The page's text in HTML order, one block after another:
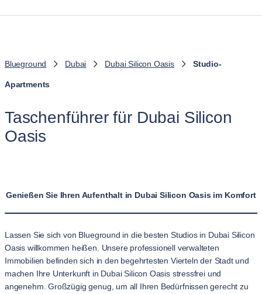
Blueground Dubai Dubai Silicon Oasis Studio-
Apartments
Taschenführer für Dubai Silicon
Oasis
Genießen Sie Ihren Aufenthalt in Dubai Silicon Oasis im Komfort
Lassen Sie sich von Blueground in die besten Studios in Dubai Silicon
Oasis willkommen heißen. Unsere professionell verwalteten
Immobilien befinden sich in den begehrtesten Vierteln der Stadt und
machen Ihre Unterkunft in Dubai Silicon Oasis stressfrei und
angenehm. Großzügig genug, um all Ihren Bedürfnissen gerecht zu